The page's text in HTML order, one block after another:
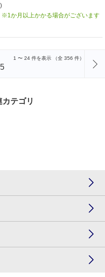
※1か月以上かかる場合がございます
1 〜 24 件を表示 （全 356 件）
テゴリ